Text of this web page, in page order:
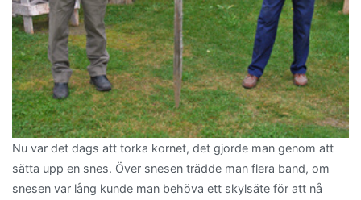
Nu var det dags att torka kornet, det gjorde man genom att
sätta upp en snes. Över snesen trädde man flera band, om
snesen var lång kunde man behöva ett skylsäte för att nå